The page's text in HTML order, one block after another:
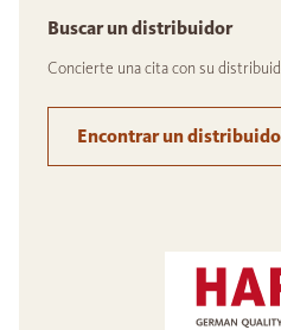
Buscar un distribuidor
Concierte una cita con su
Encontrar un